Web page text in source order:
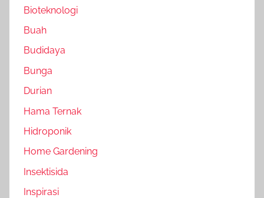
Bioteknologi
Buah
Budidaya
Bunga
Durian
Hama Ternak
Hidroponik
Home Gardening
Insektisida
Inspirasi